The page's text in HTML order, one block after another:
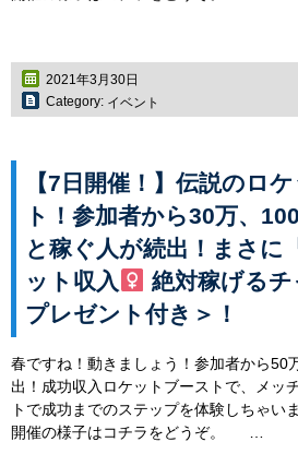
2021年3月30日
Category: イベント
【7日開催！】伝説のロ
ト！参加者から30万、
と稼ぐ人が続出！まさに
ット収入
絶対稼げるチ
プレゼント付き＞！
春ですね！動きましょう！参加者から50
出！成功収入ロケットブーストで、メッ
トで成功までのステップを体験しちゃ
開催の様子はコチラをどうぞ。 …